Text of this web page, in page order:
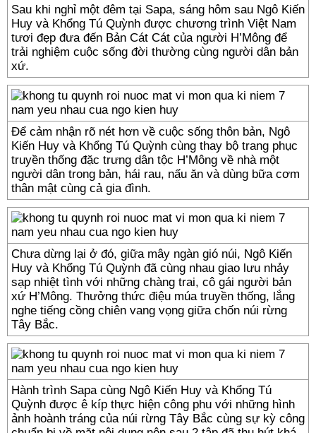
Sau khi nghỉ một đêm tại Sapa, sáng hôm sau Ngô Kiến
Huy và Khổng Tú Quỳnh được chương trình Việt Nam
tươi đẹp đưa đến Bản Cát Cát của người H’Mông để
trải nghiệm cuộc sống đời thường cùng người dân bản
xứ.
Để cảm nhận rõ nét hơn về cuộc sống thôn bản, Ngô
Kiến Huy và Khổng Tú Quỳnh cùng thay bộ trang phục
truyền thống đặc trưng dân tộc H’Mông về nhà một
người dân trong bản, hái rau, nấu ăn và dùng bữa cơm
thân mật cùng cả gia đình.
Chưa dừng lại ở đó, giữa mây ngàn gió núi, Ngô Kiến
Huy và Khổng Tú Quỳnh đã cùng nhau giao lưu nhảy
sạp nhiệt tình với những chàng trai, cô gái người bản
xứ H’Mông. Thưởng thức điệu múa truyền thống, lắng
nghe tiếng cồng chiên vang vọng giữa chốn núi rừng
Tây Bắc.
Hành trình Sapa cùng Ngô Kiến Huy và Khổng Tú
Quỳnh được ê kíp thực hiện công phu với những hình
ảnh hoành tráng của núi rừng Tây Bắc cùng sự kỳ công